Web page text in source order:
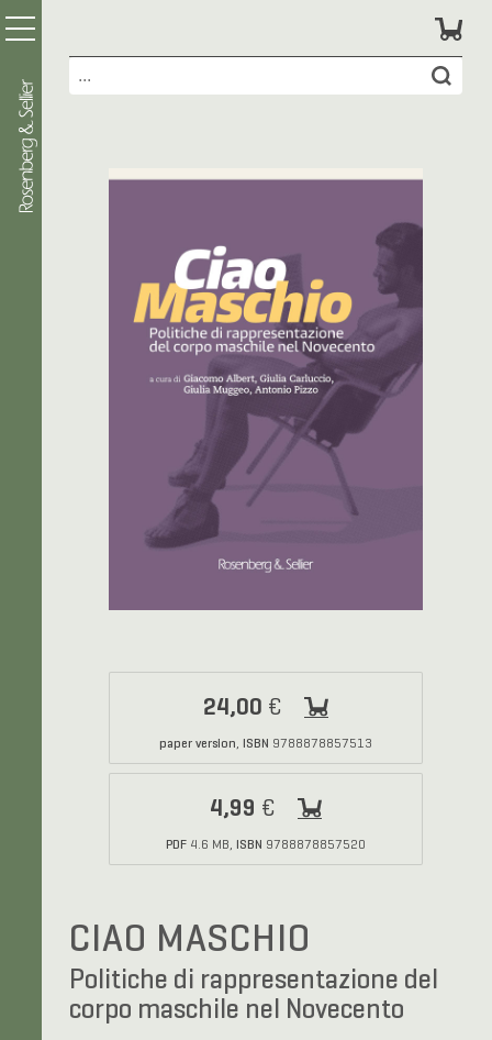
24,00 €
paper version, ISBN 9788878857513
4,99 €
PDF4.6 MB, ISBN 9788878857520
CIAO MASCHIO
Politiche di rappresentazione del
corpo maschile nel Novecento